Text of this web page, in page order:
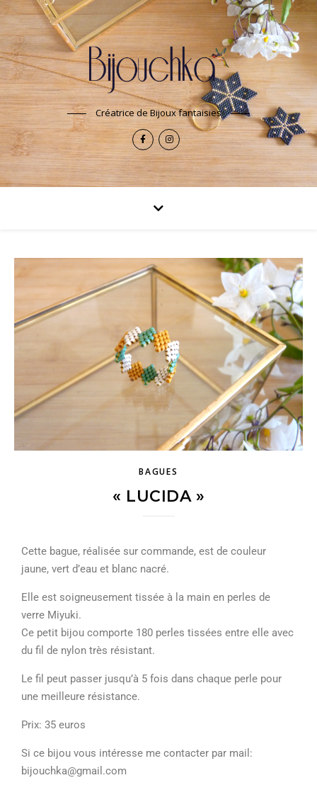
Créatrice de Bijoux fantaisies
BAGUES
« LUCIDA »
Cette bague, réalisée sur commande, est de couleur
jaune, vert d’eau et blanc nacré.
Elle est soigneusement tissée à la main en perles de
verre Miyuki.
Ce petit bijou comporte 180 perles tissées entre elle avec
du fil de nylon très résistant.
Le fil peut passer jusqu’à 5 fois dans chaque perle pour
une meilleure résistance.
Prix: 35 euros
Si ce bijou vous intéresse me contacter par mail:
bijouchka@gmail.com